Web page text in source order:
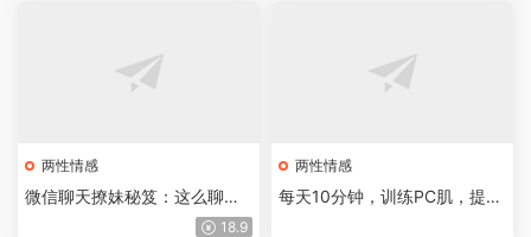
两性情感
微信聊天撩妹秘笈：这么聊，
18.9
两性情感
每天10分钟，训练PC肌，提升